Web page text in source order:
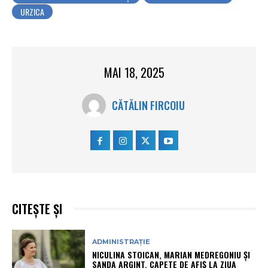
URZICA
MAI 18, 2025
CĂTĂLIN FIRCOIU
CITEȘTE ȘI
ADMINISTRAȚIE
NICULINA STOICAN, MARIAN MEDREGONIU ȘI
SANDA ARGINT, CAPETE DE AFIȘ LA ZIUA